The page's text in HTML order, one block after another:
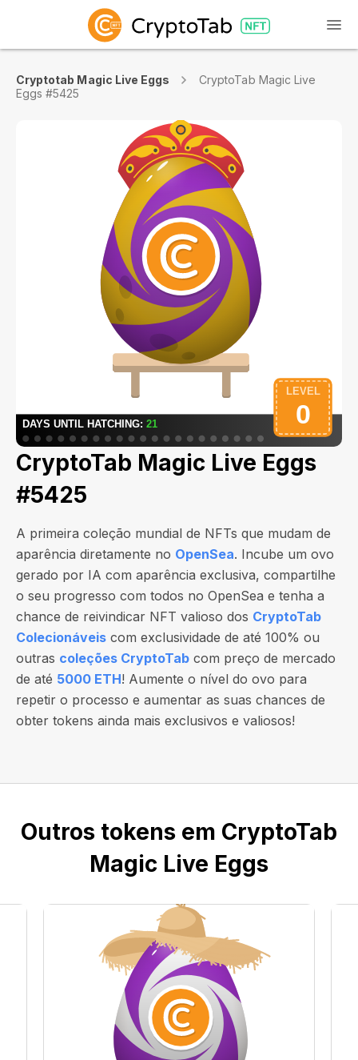
Cryptotab Magic Live Eggs
CryptoTab Magic Live
Eggs #5425
CryptoTab Magic Live Eggs
#5425
A primeira coleção mundial de NFTs que mudam de
aparência diretamente no OpenSea. Incube um ovo
gerado por IA com aparência exclusiva, compartilhe
o seu progresso com todos no OpenSea e tenha a
chance de reivindicar NFT valioso dos CryptoTab
Colecionáveis com exclusividade de até 100% ou
outras coleções CryptoTab com preço de mercado
de até 5000 ETH! Aumente o nível do ovo para
repetir o processo e aumentar as suas chances de
obter tokens ainda mais exclusivos e valiosos!
Outros tokens em CryptoTab
Magic Live Eggs